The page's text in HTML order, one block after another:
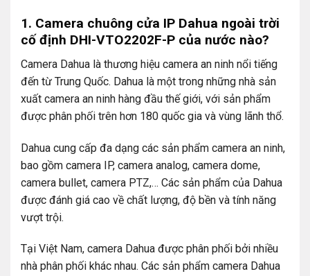
1. Camera chuông cửa IP Dahua ngoài trời
cố định DHI-VTO2202F-P của nước nào?
Camera Dahua là thương hiệu camera an ninh nổi tiếng
đến từ Trung Quốc. Dahua là một trong những nhà sản
xuất camera an ninh hàng đầu thế giới, với sản phẩm
được phân phối trên hơn 180 quốc gia và vùng lãnh thổ.
Dahua cung cấp đa dạng các sản phẩm camera an ninh,
bao gồm camera IP, camera analog, camera dome,
camera bullet, camera PTZ,… Các sản phẩm của Dahua
được đánh giá cao về chất lượng, độ bền và tính năng
vượt trội.
Tại Việt Nam, camera Dahua được phân phối bởi nhiều
nhà phân phối khác nhau. Các sản phẩm camera Dahua